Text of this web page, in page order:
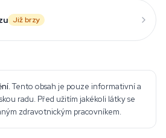
Již brzy
Tento obsah je pouze informativní a
radu. Před užitím jakékoli látky se
zdravotnickým pracovníkem.